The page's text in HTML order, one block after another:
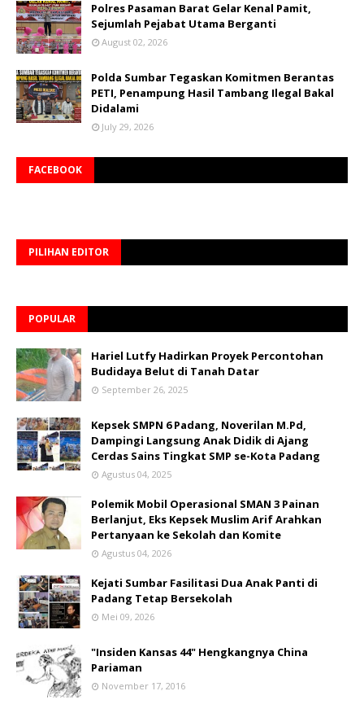
Polres Pasaman Barat Gelar Kenal Pamit,
Sejumlah Pejabat Utama Berganti
August 02, 2026
Polda Sumbar Tegaskan Komitmen Berantas
PETI, Penampung Hasil Tambang Ilegal Bakal
Didalami
July 29, 2026
FACEBOOK
PILIHAN EDITOR
POPULAR
Hariel Lutfy Hadirkan Proyek Percontohan
Budidaya Belut di Tanah Datar
September 26, 2025
Kepsek SMPN 6 Padang, Noverilan M.Pd,
Dampingi Langsung Anak Didik di Ajang
Cerdas Sains Tingkat SMP se-Kota Padang
Agustus 04, 2025
Polemik Mobil Operasional SMAN 3 Painan
Berlanjut, Eks Kepsek Muslim Arif Arahkan
Pertanyaan ke Sekolah dan Komite
Agustus 04, 2026
Kejati Sumbar Fasilitasi Dua Anak Panti di
Padang Tetap Bersekolah
Mei 09, 2026
"Insiden Kansas 44" Hengkangnya China
Pariaman
November 17, 2016